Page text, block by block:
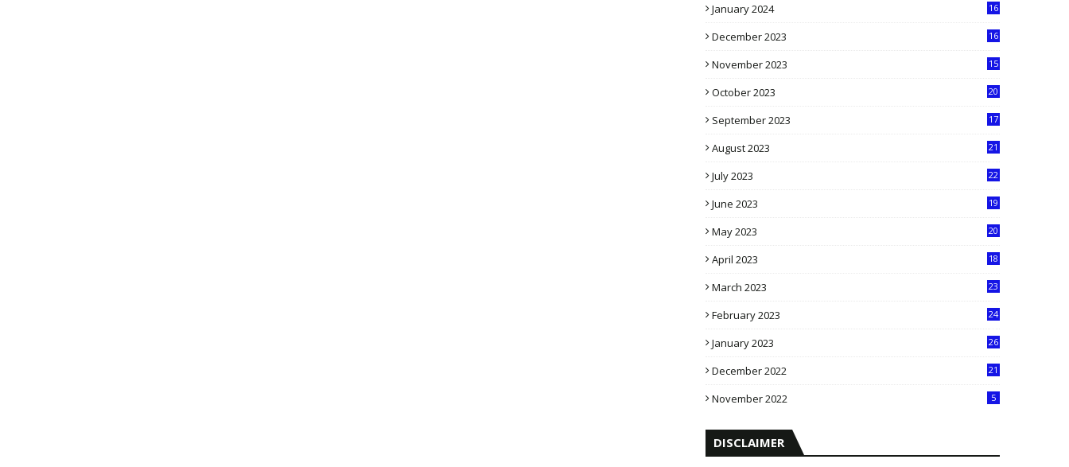
January 2024
16
December 2023
16
November 2023
15
October 2023
20
September 2023
17
August 2023
21
July 2023
22
June 2023
19
May 2023
20
April 2023
18
March 2023
23
February 2023
24
January 2023
26
December 2022
21
November 2022 5
DISCLAIMER